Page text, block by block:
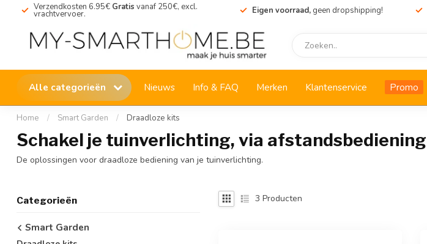
Verzendkosten 6.95€ Gratis vanaf 250€, excl.
vrachtvervoer. Eigen voorraad, geen dropshipping!
Alle categorieën Nieuws Info & FAQ Merken Klantenservice Promo
Home / Smart Garden / Draadloze kits
Schakel je tuinverlichting, via afstandsbediening
De oplossingen voor draadloze bediening van je tuinverlichting.
Categorieën
Smart Garden
3 Producten